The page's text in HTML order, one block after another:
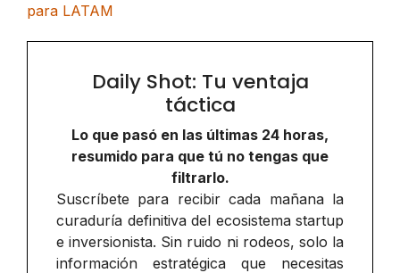
para LATAM
Daily Shot: Tu ventaja
táctica
Lo que pasó en las últimas 24 horas,
resumido para que tú no tengas que
filtrarlo.
Suscríbete para recibir cada mañana la
curaduría definitiva del ecosistema startup
e inversionista. Sin ruido ni rodeos, solo la
información estratégica que necesitas